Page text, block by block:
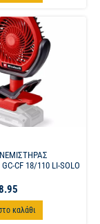
CF 18/110 LI-SOLO
καλάθι